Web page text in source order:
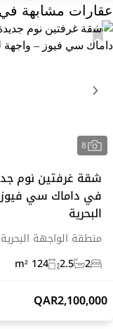
عقارات مشابهة في
8
شقة غرفتين نوم
في داماك سي
البحرية
منطقة الواجهة
2
2.5
124 m²
2,100,000
QAR